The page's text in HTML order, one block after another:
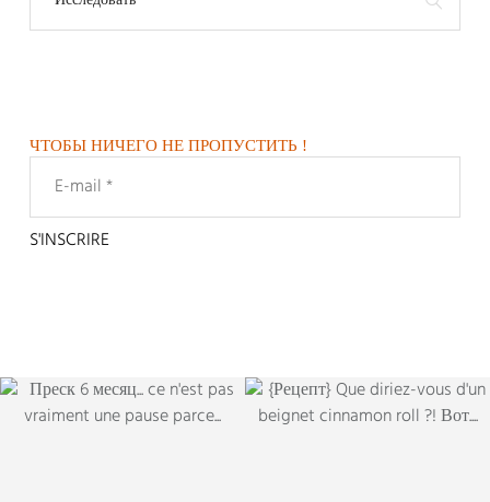
ЧТОБЫ НИЧЕГО НЕ ПРОПУСТИТЬ !